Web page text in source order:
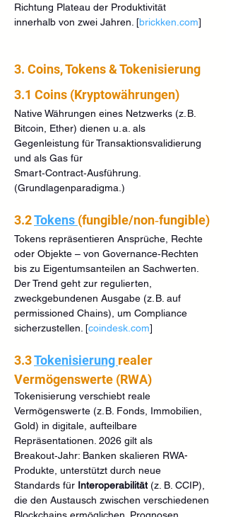
Richtung Plateau der Produktivität
innerhalb von zwei Jahren. [brickken.com]
3. Coins, Tokens & Tokenisierung
3.1 Coins (Kryptowährungen)
Native Währungen eines Netzwerks (z. B.
Bitcoin, Ether) dienen u. a. als
Gegenleistung für Transaktionsvalidierung
und als Gas für
Smart‑Contract‑Ausführung.
(Grundlagenparadigma.)
3.2 Tokens (fungible/non‑fungible)
Tokens repräsentieren Ansprüche, Rechte
oder Objekte – von Governance‑Rechten
bis zu Eigentumsanteilen an Sachwerten.
Der Trend geht zur regulierten,
zweckgebundenen Ausgabe (z. B. auf
permissioned Chains), um Compliance
sicherzustellen. [coindesk.com]
3.3 Tokenisierung realer
Vermögenswerte (RWA)
Tokenisierung verschiebt reale
Vermögenswerte (z. B. Fonds, Immobilien,
Gold) in digitale, aufteilbare
Repräsentationen. 2026 gilt als
Breakout‑Jahr: Banken skalieren RWA-
Produkte, unterstützt durch neue
Standards für Interoperabilität (z. B. CCIP),
die den Austausch zwischen verschiedenen
Blockchains ermöglichen. Prognosen